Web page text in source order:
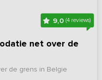
9,0(4 reviews)
net over de
de grens in Belgie